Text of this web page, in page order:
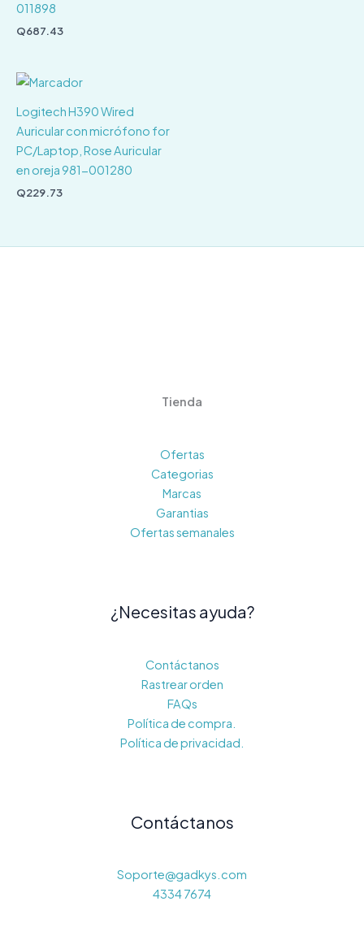
011898
Q687.43
Logitech H390 Wired
Auricular con micrófono for
PC/Laptop, Rose Auricular
en oreja 981-001280
Q229.73
Tienda
Ofertas
Categorias
Marcas
Garantias
Ofertas semanales
¿Necesitas ayuda?
Contáctanos
Rastrear orden
FAQs
Política de compra.
Política de privacidad.
Contáctanos
Soporte@gadkys.com
4334 7674